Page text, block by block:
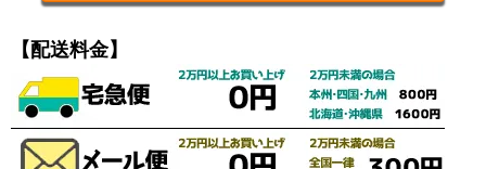
【配送料金】